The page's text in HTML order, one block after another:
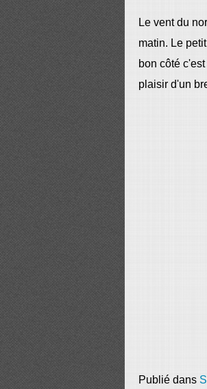
Le vent du
matin. Le
bon côté
plaisir d'un
Publié dans